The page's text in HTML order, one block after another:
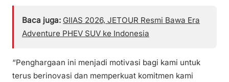
Baca juga: GIIAS 2026, JETOUR Resmi Bawa Era
Adventure PHEV SUV ke Indonesia
“Penghargaan ini menjadi motivasi bagi kami untuk
terus berinovasi dan memperkuat komitmen kami